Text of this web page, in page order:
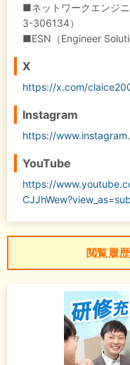
■ネットワークエンジ
3-306134）
■ESN（Engineer
X
https://x.com/
Instagram
https://
YouTube
https://
閲覧履